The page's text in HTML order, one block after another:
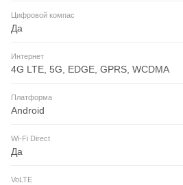
Цифровой компас
Да
Интернет
4G LTE, 5G, EDGE, GPRS, WCDMA
Платформа
Android
Wi-Fi Direct
Да
VoLTE